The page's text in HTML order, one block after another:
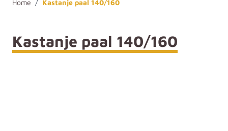
Home / Kastanje paal 140/160
Kastanje paal 140/160